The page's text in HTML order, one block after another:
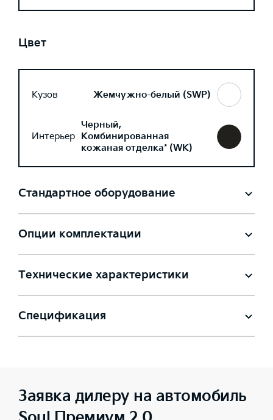
Цвет
Кузов Жемчужно-белый (SWP)
Интерьер
Черный,
Комбинированная
кожаная отделка* (WK)
Стандартное оборудование
Опции комплектации
Технические характеристики
Спецификация
Заявка дилеру на автомобиль